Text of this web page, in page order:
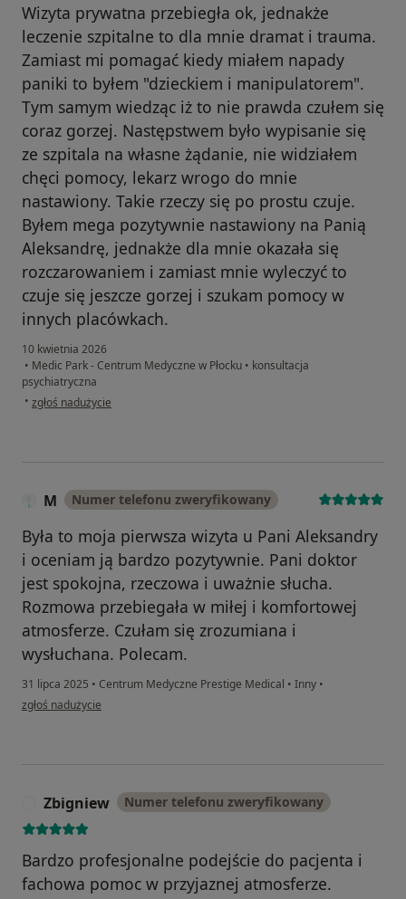
Wizyta prywatna przebiegła ok, jednakże
leczenie szpitalne to dla mnie dramat i trauma.
Zamiast mi pomagać kiedy miałem napady
paniki to byłem "dzieckiem i manipulatorem".
Tym samym wiedząc iż to nie prawda czułem się
coraz gorzej. Następstwem było wypisanie się
ze szpitala na własne żądanie, nie widziałem
chęci pomocy, lekarz wrogo do mnie
nastawiony. Takie rzeczy się po prostu czuje.
Byłem mega pozytywnie nastawiony na Panią
Aleksandrę, jednakże dla mnie okazała się
rozczarowaniem i zamiast mnie wyleczyć to
czuje się jeszcze gorzej i szukam pomocy w
innych placówkach.
10 kwietnia 2026
• Medic Park - Centrum Medyczne w Płocku • konsultacja
psychiatryczna
• w opinii użytkownika Gawo
zgłoś nadużycie
M Numer telefonu zweryfikowany
Była to moja pierwsza wizyta u Pani Aleksandry
i oceniam ją bardzo pozytywnie. Pani doktor
jest spokojna, rzeczowa i uważnie słucha.
Rozmowa przebiegała w miłej i komfortowej
atmosferze. Czułam się zrozumiana i
wysłuchana. Polecam.
31 lipca 2025 • Centrum Medyczne Prestige Medical • Inny •
w opinii użytkownika M
zgłoś nadużycie
Zbigniew Numer telefonu zweryfikowany
Bardzo profesjonalne podejście do pacjenta i
fachowa pomoc w przyjaznej atmosferze.